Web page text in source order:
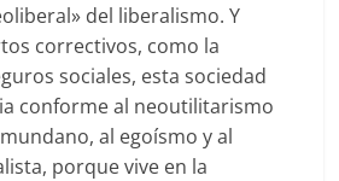
del liberalismo. Y
correctivos, como la
sociales, esta sociedad
conforme al neoutilitarismo
al egoísmo y al
porque vive en la